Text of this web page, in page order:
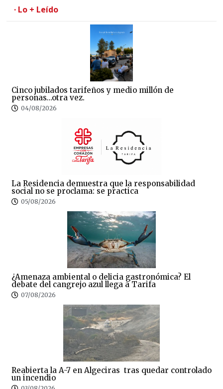
· Lo + Leído
Cinco jubilados tarifeños y medio millón de
personas…otra vez.
04/08/2026
La Residencia demuestra que la responsabilidad
social no se proclama: se practica
05/08/2026
¿Amenaza ambiental o delicia gastronómica? El
debate del cangrejo azul llega a Tarifa
07/08/2026
Reabierta la A-7 en Algeciras tras quedar controlado
un incendio